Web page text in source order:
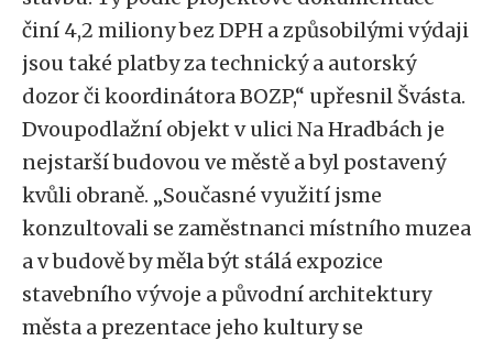
činí 4,2 miliony bez DPH a způsobilými výdaji
jsou také platby za technický a autorský
dozor či koordinátora BOZP,“ upřesnil Švásta.
Dvoupodlažní objekt v ulici Na Hradbách je
nejstarší budovou ve městě a byl postavený
kvůli obraně. „Současné využití jsme
konzultovali se zaměstnanci místního muzea
a v budově by měla být stálá expozice
stavebního vývoje a původní architektury
města a prezentace jeho kultury se